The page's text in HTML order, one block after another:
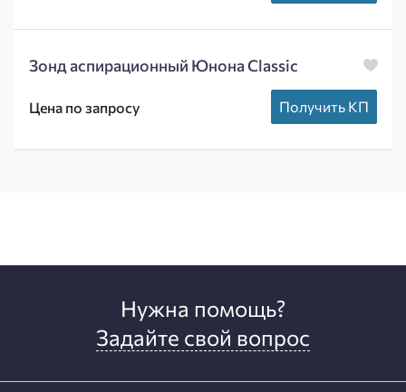
Зонд аспирационный Юнона Classic
Цена по запросу Получить КП
Нужна помощь?
Задайте свой вопрос